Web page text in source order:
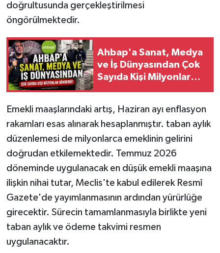
doğrultusunda gerçekleştirilmesi
öngörülmektedir.
Ahbap'a Sanat, Medya
ve İş Dünyasından Çok
Sayıda Kişi Milyonlar
Emekli maaşlarındaki artış, Haziran ayı enflasyon
rakamları esas alınarak hesaplanmıştır. taban aylık
düzenlemesi de milyonlarca emeklinin gelirini
doğrudan etkilemektedir. Temmuz 2026
döneminde uygulanacak en düşük emekli maaşına
ilişkin nihai tutar, Meclis'te kabul edilerek Resmî
Gazete'de yayımlanmasının ardından yürürlüğe
girecektir. Sürecin tamamlanmasıyla birlikte yeni
taban aylık ve ödeme takvimi resmen
uygulanacaktır.